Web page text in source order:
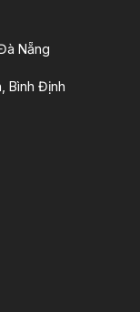
Nẵng
Bình Định